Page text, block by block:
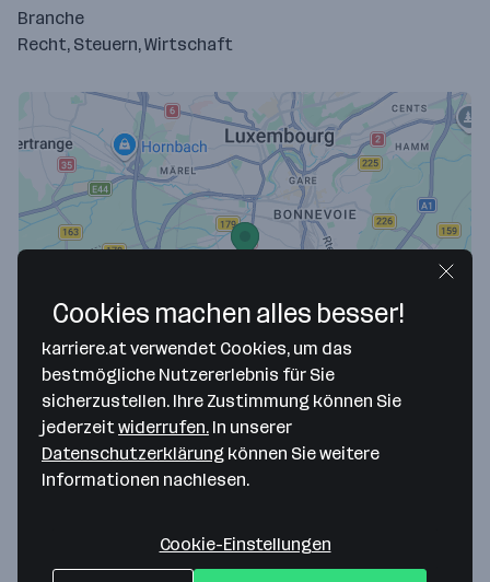
Branche
Recht, Steuern, Wirtschaft
Map data ©2026 Google
MOVENTUM S.C.A.
rue Eugène Ruppert 12
2453 Luxembourg— Route berechnen
Website
Cookies machen alles besser!
karriere.at verwendet Cookies, um das
bestmögliche Nutzererlebnis für Sie
sicherzustellen. Ihre Zustimmung können Sie
jederzeit widerrufen. In unserer
Datenschutzerklärung können Sie weitere
Informationen nachlesen.
Cookie-Einstellungen